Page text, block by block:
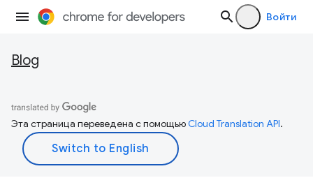
Войти
Blog
Эта страница переведена с помощьюCloud Translation API.